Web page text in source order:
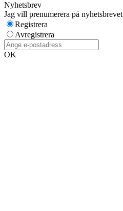
Nyhetsbrev
Jag vill prenumerera på nyhetsbrevet
Registrera
Avregistrera
OK